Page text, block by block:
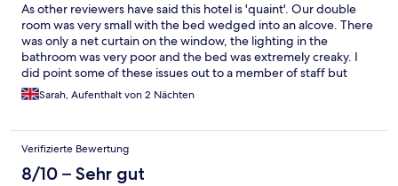
As other reviewers have said this hotel is 'quaint'. Our double
room was very small with the bed wedged into an alcove. There
was only a net curtain on the window, the lighting in the
bathroom was very poor and the bed was extremely creaky. I
did point some of these issues out to a member of staff but
nothing was said. On the plus side the breakfast was very good
and the lady who cooked it was lovely. The wi-fi had a strong
night. I noticed that the hotel is for sale so that is probably why
the rooms haven't been updated.
Sarah, Aufenthalt von 2 Nächten
Verifizierte Bewertung
8/10 – Sehr gut